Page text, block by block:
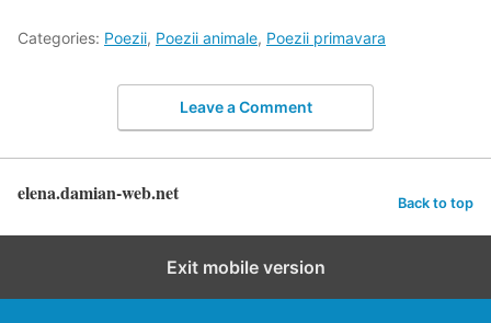
Categories: Poezii, Poezii animale, Poezii primavara
Leave a Comment
elena.damian-web.net Back to top
Exit mobile version